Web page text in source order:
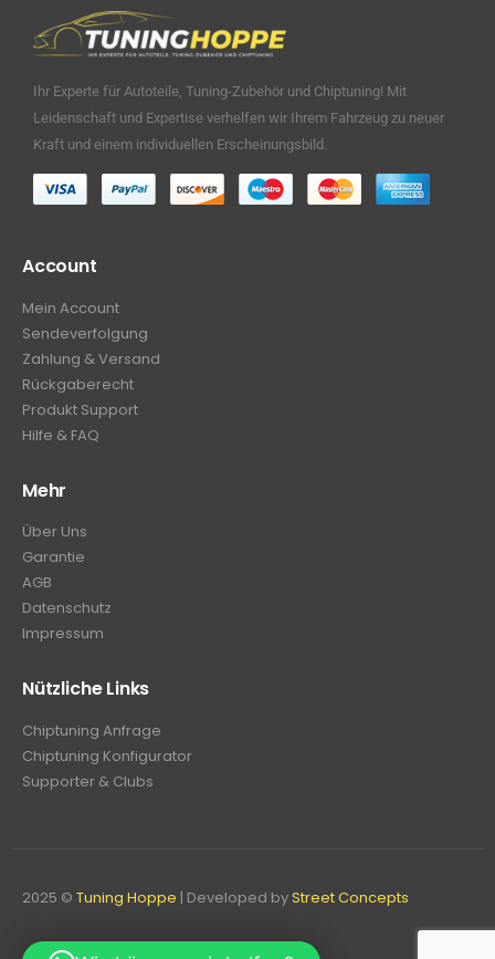
Ihr Experte für Autoteile, Tuning-Zubehör und Chiptuning! Mit
Leidenschaft und Expertise verhelfen wir Ihrem Fahrzeug zu neuer
Kraft und einem individuellen Erscheinungsbild.
Account
Mein Account
Sendeverfolgung
Zahlung & Versand
Rückgaberecht
Produkt Support
Hilfe & FAQ
Mehr
Über Uns
Garantie
AGB
Datenschutz
Impressum
Nützliche Links
Chiptuning Anfrage
Chiptuning Konfigurator
Supporter & Clubs
2025 © Tuning Hoppe | Developed byStreet Concepts